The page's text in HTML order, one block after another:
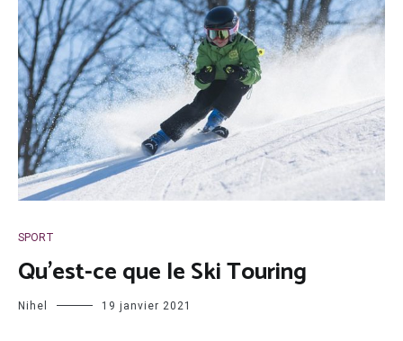
SPORT
Qu’est-ce que le Ski Touring
Nihel 19 janvier 2021